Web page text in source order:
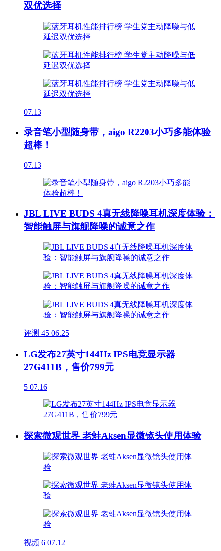
双优选择
07.13
录音笔小型随身带，aigo R2203小巧多能体验
超棒！
07.13
JBL LIVE BUDS 4真无线降噪耳机深度体验：
智能触屏与旗舰降噪的诚意之作
评测 45 06.25
LG发布27英寸144Hz IPS电竞显示器
27G411B，售价799元
5 07.16
探索微观世界 老蛙Aksen显微镜头使用体验
视频 6 07.12